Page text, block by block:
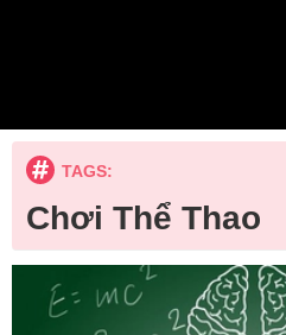
TAGS:
Chơi Thể Thao